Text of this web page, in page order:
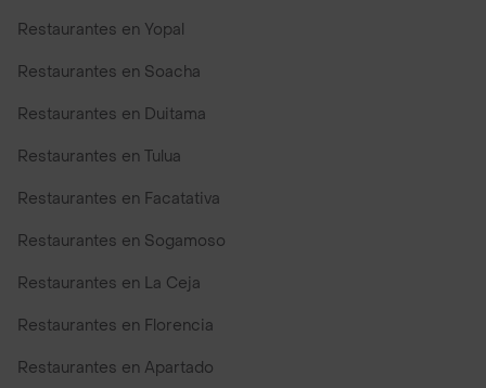
Restaurantes en Yopal
Restaurantes en Soacha
Restaurantes en Duitama
Restaurantes en Tulua
Restaurantes en Facatativa
Restaurantes en Sogamoso
Restaurantes en La Ceja
Restaurantes en Florencia
Restaurantes en Apartado